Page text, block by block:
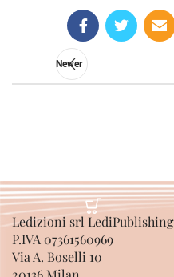
Newer
Ledizioni srl LediPublishing
P.IVA 07361560969
Via A. Boselli 10